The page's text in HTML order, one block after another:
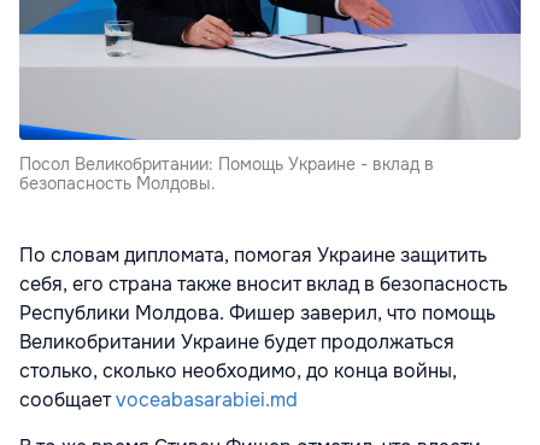
Посол Великобритании: Помощь Украине - вклад в
безопасность Молдовы.
По словам дипломата, помогая Украине защитить
себя, его страна также вносит вклад в безопасность
Республики Молдова. Фишер заверил, что помощь
Великобритании Украине будет продолжаться
столько, сколько необходимо, до конца войны,
сообщаетvoceabasarabiei.md